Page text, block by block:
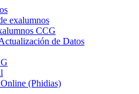
exalumnos
CCG
de Datos
(Phidias)